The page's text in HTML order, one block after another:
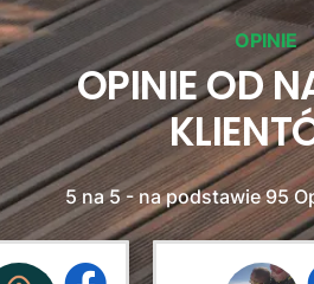
OPINIE
OPINIE OD
5 na 5 - na podstawie 95